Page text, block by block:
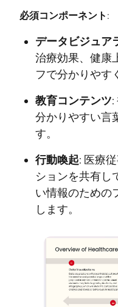
必須コンポーネント:
データビジュア
治療効果、健康
フで分かりやす
教育コンテンツ:
分かりやすい言
す。
行動喚起: 医療
ションを共有し
い情報のための
します。